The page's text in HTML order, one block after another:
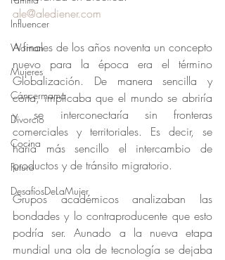
Influencer
Woman
Mujeres
Cáncermama
Divorcio
Cocina
Futuro
DesafíosDeLaMujer
ale@alediener.com
A finales de los años noventa un concepto
nuevo para la época era el término
Globalización. De manera sencilla y
corta, implicaba que el mundo se abriría
y se interconectaría sin fronteras
comerciales y territoriales. Es decir, se
haría más sencillo el intercambio de
productos y de tránsito migratorio.
Grupos académicos analizaban las
bondades y lo contraproducente que esto
podría ser. Aunado a la nueva etapa
mundial una ola de tecnología se dejaba